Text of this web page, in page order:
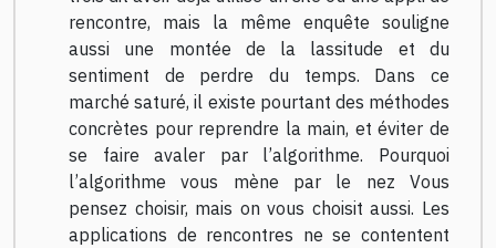
rencontre, mais la même enquête souligne
aussi une montée de la lassitude et du
sentiment de perdre du temps. Dans ce
marché saturé, il existe pourtant des méthodes
concrètes pour reprendre la main, et éviter de
se faire avaler par l’algorithme. Pourquoi
l’algorithme vous mène par le nez Vous
pensez choisir, mais on vous choisit aussi. Les
applications de rencontres ne se contentent